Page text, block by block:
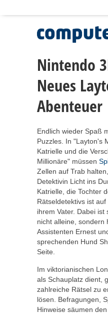
Nintendo
Neues
Abenteuer
Endlich wieder Spaß
Puzzles. In "Layton's
Katrielle und die
Millionäre" müssen
Zellen auf Trab
Detektivin Licht ins
Katrielle, die Tochter
Rätseldetektivs ist auf
ihrem Vater. Dabei ist
nicht alleine, sondern
Assistenten Ernest
sprechenden Hund
Seite.
Im viktorianischen
als Schauplatz dient,
zahlreiche Rätsel zu
lösen. Befragungen,
Hinweise säumen